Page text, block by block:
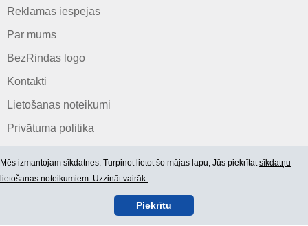
Reklāmas iespējas
Par mums
BezRindas logo
Kontakti
Lietošanas noteikumi
Privātuma politika
Mēs izmantojam sīkdatnes. Turpinot lietot šo mājas lapu, Jūs piekrītatsīkdatņu
lietošanas noteikumiem. Uzzināt vairāk.
Piekrītu